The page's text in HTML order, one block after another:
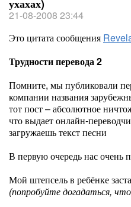
ухахах)
21-08-2008 23:44
Это цитата сообщения
Трудности перевода 2
Помните, мы публиковали
компании названия
тот пост – абсолютное
что выдает онлайн-
загружаешь текст песни
В первую очередь нас очень
Мой штепсель в ребёнке
(попробуйте догадаться,